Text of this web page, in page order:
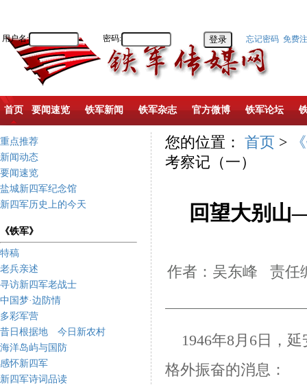
用户名: 密码: 忘记密码 免费
首页 要闻速览 铁军新闻 铁军杂志 官方微博 铁军论坛
重点推荐
新闻动态
要闻速览
盐城新四军纪念馆
新四军历史上的今天
《铁军》
特稿
老兵亲述
寻访新四军老战士
中国梦·边防情
多彩军营
昔日根据地 今日新农村
海洋岛屿与国防
感怀新四军
新四军诗词品读
您的位置： 首页 >
考察记（一）
回望大别山
作者：吴东峰 责任
1946年8月6日，延
格外振奋的消息：